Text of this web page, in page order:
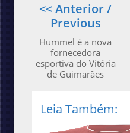
<< Anterior /
Previous
Hummel é a nova
fornecedora
esportiva do Vitória
de Guimarães
Leia Também: